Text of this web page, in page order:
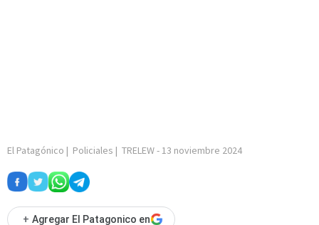
El Patagónico | Policiales | TRELEW- 13 noviembre 2024
+ Agregar El Patagonico en